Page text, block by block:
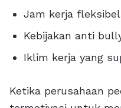
Jam kerja fleksibel
Kebijakan anti
Iklim kerja yang
Ketika perusahaan